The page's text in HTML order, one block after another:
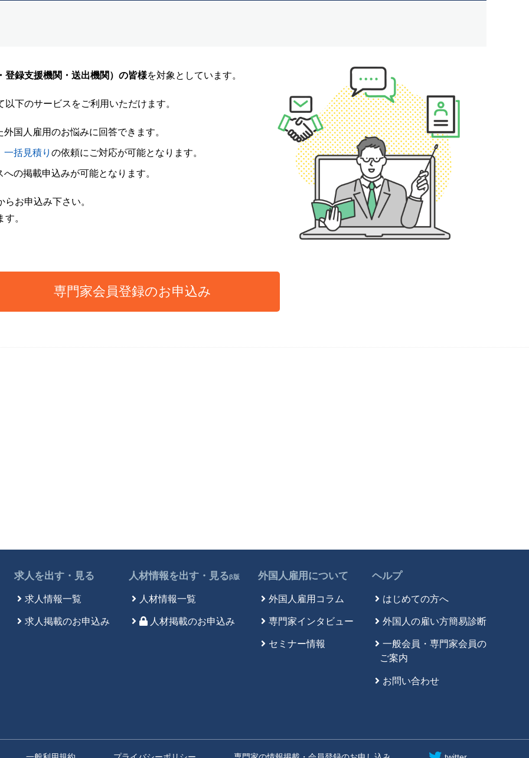
登録支援機関・送出機関）の皆様を対象としています。
下のサービスをご利用いただけます。
国人雇用のお悩みに回答できます。
一括見積り の依頼にご対応が可能となります。
の掲載申込みが可能となります。
お申込み下さい。
。
専門家会員登録のお申込み
求人を出す・見る
求人情報一覧
求人掲載のお申込み
人材情報を出す・見るβ版
人材情報一覧
人材掲載のお申込み
外国人雇用について
外国人雇用コラム
専門家インタビュー
セミナー情報
ヘルプ
はじめての方へ
外国人の雇い方簡易診断
一般会員・専門家会員の
ご案内
お問い合わせ